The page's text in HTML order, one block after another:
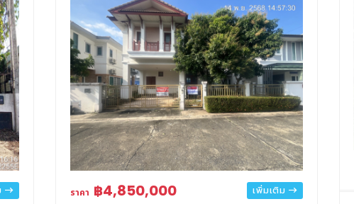
ราคา ฿4,850,000 เพิ่มเติม